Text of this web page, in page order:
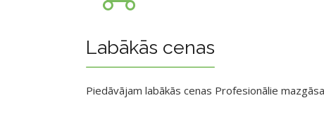
Labākās cenas
Piedāvājam labākās cenas Profesionālie